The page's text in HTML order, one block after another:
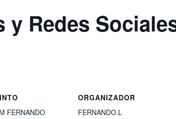
y Redes
FERNANDO
ORGANIZADOR
FERNANDO.L